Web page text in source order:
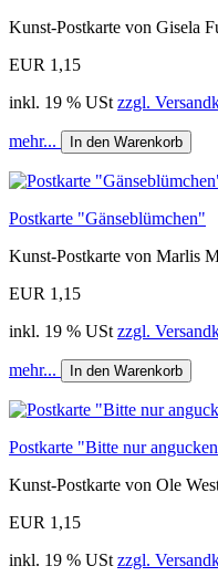
Kunst-Postkarte von Gisela
EUR 1,15
inkl. 19 % USt zzgl.
mehr... In den Warenkorb
Postkarte "Gänseblümchen"
Kunst-Postkarte von Marlis
EUR 1,15
inkl. 19 % USt zzgl.
mehr... In den Warenkorb
Postkarte "Bitte nur
Kunst-Postkarte von Ole
EUR 1,15
inkl. 19 % USt zzgl.